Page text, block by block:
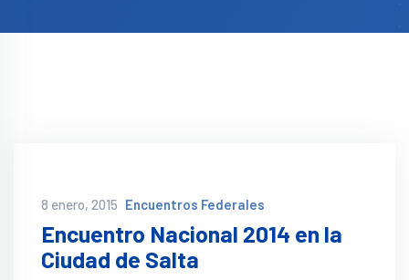
8 enero, 2015 Encuentros Federales
Encuentro Nacional 2014 en la
Ciudad de Salta